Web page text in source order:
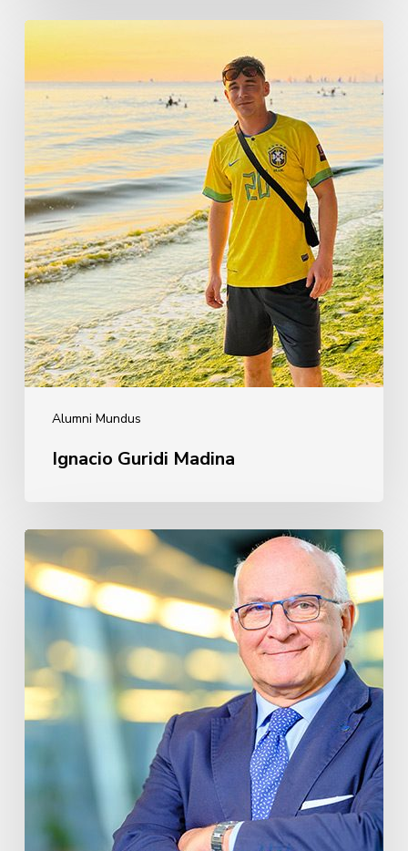
Alumni Mundus
Ignacio
Madina
Ignacio Guridi Madina
Javier
Zarzalejos
Nieto